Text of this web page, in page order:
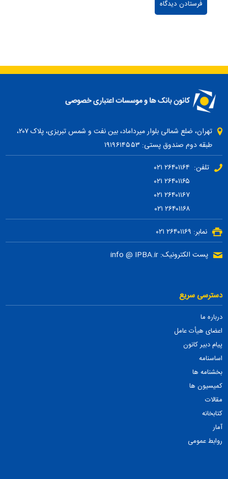
تهران، ضلع شمالی بلوار میرداماد، بین نفت و شمس تبریزی، پلاک ۲۰۷،
طبقه دوم صندوق پستی: ۱۹۱۹۶۱۴۵۵۳
تلفن: ۲۶۴۰۱۱۶۴ ۰۲۱
۲۶۴۰۱۱۶۷ ۰۲۱
۲۶۴۰۱۱۶۸ ۰۲۱
نمابر: ۲۶۴۰۱۱۶۹ ۰۲۱
پست الکترونیک: info @ IPBA.ir
دسترسی سریع
درباره ما
اعضای هیأت عامل
پیام دبیر کانون
اساسنامه
بخشنامه ها
کمیسیون ها
مقالات
کتابخانه
آمار
روابط عمومی